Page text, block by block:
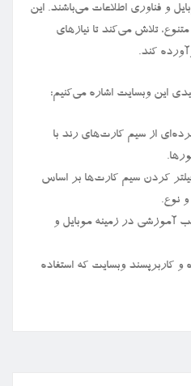
و فناوری اطلاعات می‌باشند. این
تلاش می‌کند تا نیازهای
کند.
این وبسایت اشاره می‌کنیم:
از سیم کارت‌های رند با
کردن سیم کارت‌ها بر اساس
نوع.
آموزشی در زمینه موبایل و
کاربرپسند وبسایت که استفاده